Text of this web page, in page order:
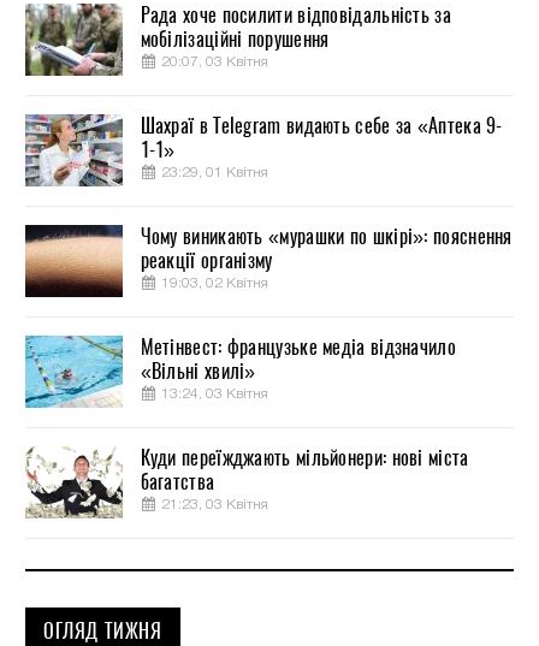
Рада хоче посилити відповідальність за
мобілізаційні порушення
20:07, 03 Квітня
Шахраї в Telegram видають себе за «Аптека 9-
1-1»
23:29, 01 Квітня
Чому виникають «мурашки по шкірі»: пояснення
реакції організму
19:03, 02 Квітня
Метінвест: французьке медіа відзначило
«Вільні хвилі»
13:24, 03 Квітня
Куди переїжджають мільйонери: нові міста
багатства
21:23, 03 Квітня
ОГЛЯД ТИЖНЯ